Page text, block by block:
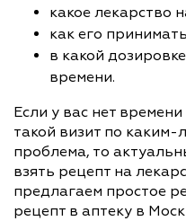
какое лекарство
как его
в какой
времени.
Если у вас нет
такой визит по
проблема, то
взять рецепт на
предлагаем простое
рецепт в аптеку в